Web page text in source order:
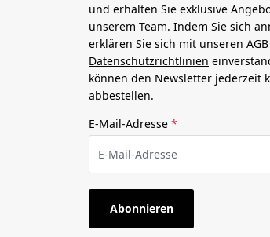
und erhalten Sie exklusive
unserem Team. Indem Sie sich
erklären Sie sich mit unseren AGB
Datenschutzrichtlinien
können den Newsletter jederzeit
abbestellen.
E-Mail-Adresse *
Abonnieren